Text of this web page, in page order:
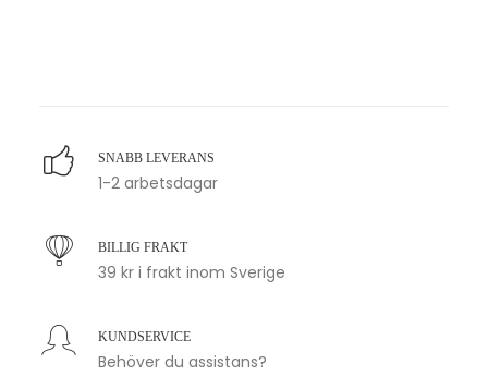
SNABB LEVERANS
1-2 arbetsdagar
BILLIG FRAKT
39 kr i frakt inom Sverige
KUNDSERVICE
Behöver du assistans?